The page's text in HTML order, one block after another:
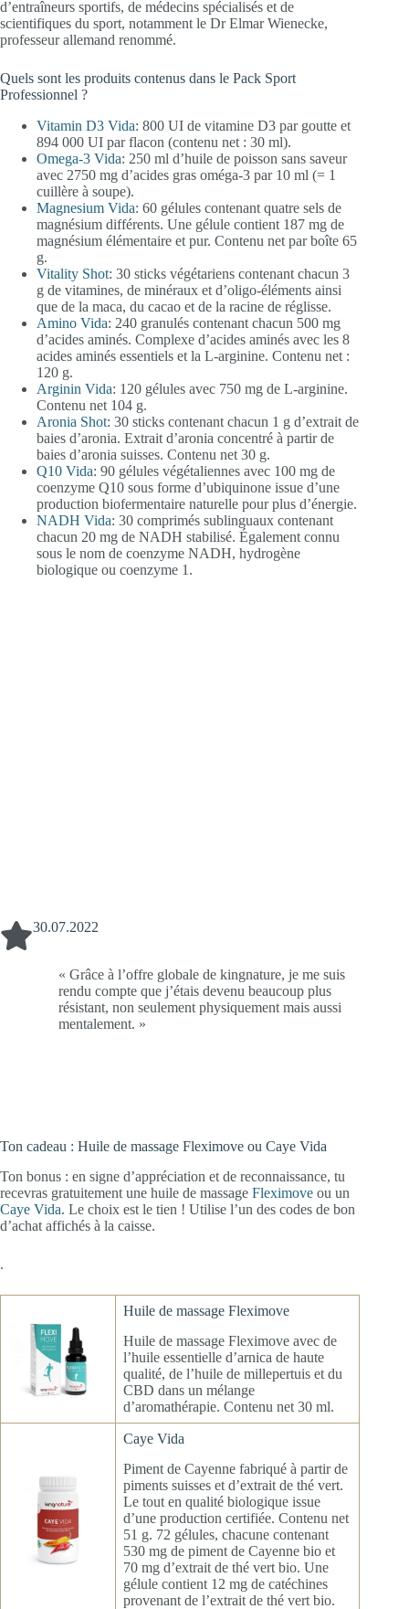
d’entraîneurs sportifs, de médecins spécialisés et de
scientifiques du sport, notamment le Dr Elmar Wienecke,
professeur allemand renommé.
Quels sont les produits contenus dans le Pack Sport
Professionnel ?
Vitamin D3 Vida: 800 UI de vitamine D3 par goutte et
894 000 UI par flacon (contenu net : 30 ml).
Omega-3 Vida: 250 ml d’huile de poisson sans saveur
avec 2750 mg d’acides gras oméga-3 par 10 ml (= 1
cuillère à soupe).
Magnesium Vida: 60 gélules contenant quatre sels de
magnésium différents. Une gélule contient 187 mg de
magnésium élémentaire et pur. Contenu net par boîte 65
g.
Vitality Shot: 30 sticks végétariens contenant chacun 3
g de vitamines, de minéraux et d’oligo-éléments ainsi
que de la maca, du cacao et de la racine de réglisse.
Amino Vida: 240 granulés contenant chacun 500 mg
d’acides aminés. Complexe d’acides aminés avec les 8
acides aminés essentiels et la L-arginine. Contenu net :
120 g.
Arginin Vida: 120 gélules avec 750 mg de L-arginine.
Contenu net 104 g.
Aronia Shot: 30 sticks contenant chacun 1 g d’extrait de
baies d’aronia. Extrait d’aronia concentré à partir de
baies d’aronia suisses. Contenu net 30 g.
Q10 Vida: 90 gélules végétaliennes avec 100 mg de
coenzyme Q10 sous forme d’ubiquinone issue d’une
production biofermentaire naturelle pour plus d’énergie.
NADH Vida: 30 comprimés sublinguaux contenant
chacun 20 mg de NADH stabilisé. Également connu
sous le nom de coenzyme NADH, hydrogène
biologique ou coenzyme 1.
30.07.2022
« Grâce à l’offre globale de kingnature, je me suis
rendu compte que j’étais devenu beaucoup plus
résistant, non seulement physiquement mais aussi
mentalement. »
Ton cadeau : Huile de massage Fleximove ou Caye Vida
Ton bonus : en signe d’appréciation et de reconnaissance, tu
recevras gratuitement une huile de massage Fleximove ou un
Caye Vida. Le choix est le tien ! Utilise l’un des codes de bon
d’achat affichés à la caisse.
.
Huile de massage Fleximove
Huile de massage Fleximove avec de
l’huile essentielle d’arnica de haute
qualité, de l’huile de millepertuis et du
CBD dans un mélange
d’aromathérapie. Contenu net 30 ml.
Caye Vida
Piment de Cayenne fabriqué à partir de
piments suisses et d’extrait de thé vert.
Le tout en qualité biologique issue
d’une production certifiée. Contenu net
51 g. 72 gélules, chacune contenant
530 mg de piment de Cayenne bio et
70 mg d’extrait de thé vert bio. Une
gélule contient 12 mg de catéchines
provenant de l’extrait de thé vert bio.